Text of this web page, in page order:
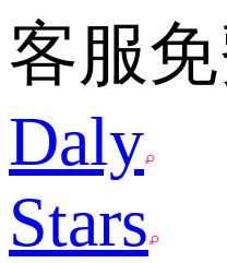
客服
Daly
Stars